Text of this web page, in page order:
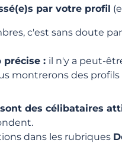
CATÉGORIES
par votre profil
c'est sans doute
précise : il n'y a peut-
montrerons des
des célibataires
dans les rubriques